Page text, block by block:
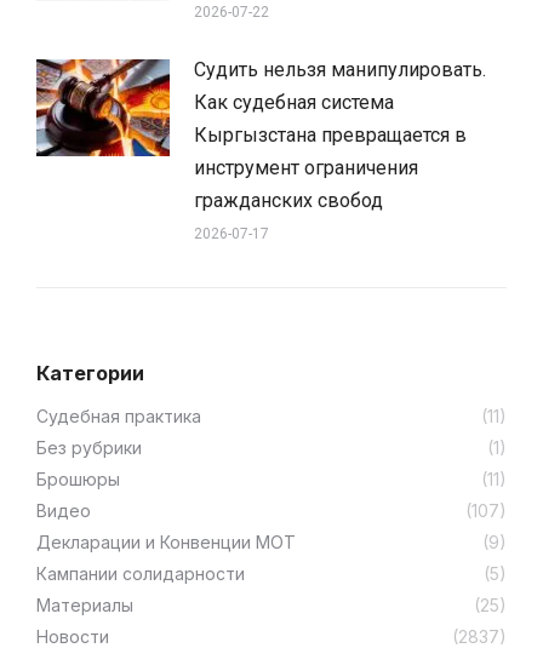
2026-07-22
Судить нельзя манипулировать.
Как судебная система
Кыргызстана превращается в
инструмент ограничения
гражданских свобод
2026-07-17
Категории
Cудебная практика
(11)
Без рубрики
(1)
Брошюры
(11)
Видео
(107)
Декларации и Конвенции МОТ
(9)
Кампании солидарности
(5)
Материалы
(25)
Новости
(2837)